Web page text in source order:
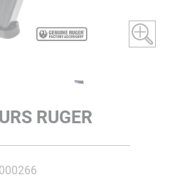
RUGER